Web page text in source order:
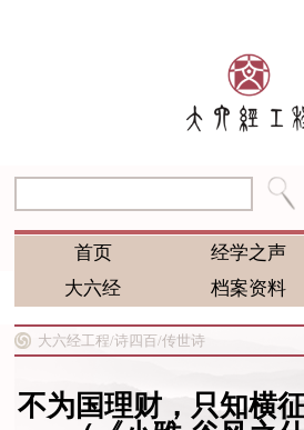
首页 经学之声
大六经
档案资料
大六经工程/诗四百/传世诗
不为国理财，只知横